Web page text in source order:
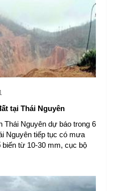
tại Thái Nguyên
Nguyên dự báo trong 6
Nguyên tiếp tục có mưa
từ 10-30 mm, cục bộ